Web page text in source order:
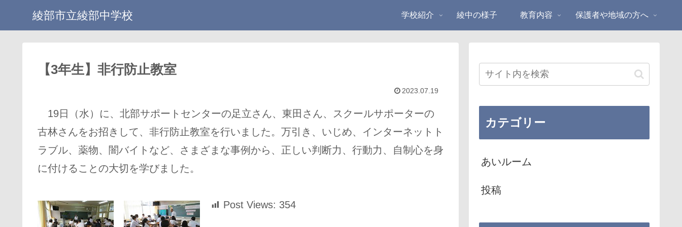
綾部市立綾部中学校 学校紹介 綾中の様子 教育内容 保護者や地域の方へ
【3年生】非行防止教室
2023.07.19
19日（水）に、北部サポートセンターの足立さん、東田さん、スクールサポーターの
古林さんをお招きして、非行防止教室を行いました。万引き、いじめ、インターネットト
ラブル、薬物、闇バイトなど、さまざまな事例から、正しい判断力、行動力、自制心を身
に付けることの大切を学びました。
Post Views: 354
カテゴリー
あいルーム
投稿